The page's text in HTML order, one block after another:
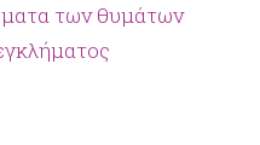
των θυμάτων